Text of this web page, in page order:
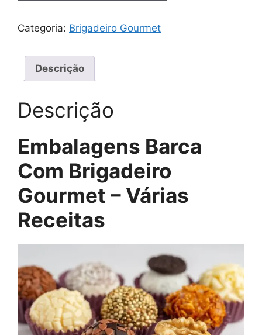
Categoria: Brigadeiro Gourmet
Descrição
Descrição
Embalagens Barca
Com Brigadeiro
Gourmet – Várias
Receitas